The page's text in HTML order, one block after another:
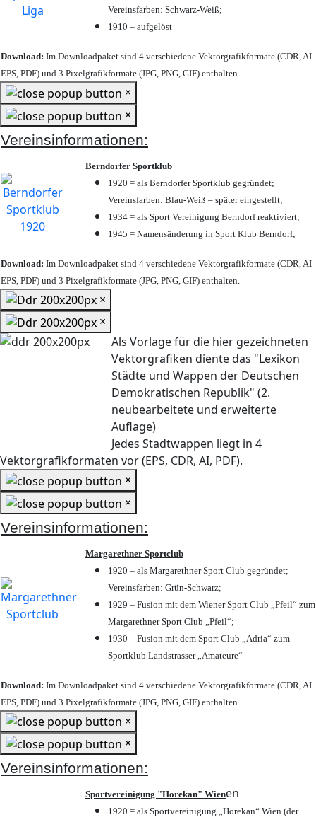
Vereinsfarben: Schwarz-Weiß;
1910 = aufgelöst
Download: Im Downloadpaket sind 4 verschiedene Vektorgrafikformate (CDR, AI
EPS, PDF) und 3 Pixelgrafikformate (JPG, PNG, GIF) enthalten.
×
×
Vereinsinformationen:
Berndorfer Sportklub
1920 = als Berndorfer Sportklub gegründet;
Vereinsfarben: Blau-Weiß – später eingestellt;
1934 = als Sport Vereinigung Berndorf reaktiviert;
1945 = Namensänderung in Sport Klub Berndorf;
Download: Im Downloadpaket sind 4 verschiedene Vektorgrafikformate (CDR, AI
EPS, PDF) und 3 Pixelgrafikformate (JPG, PNG, GIF) enthalten.
×
×
Als Vorlage für die hier gezeichneten
Vektorgrafiken diente das "Lexikon
Städte und Wappen der Deutschen
Demokratischen Republik" (2.
neubearbeitete und erweiterte
Auflage)
Jedes Stadtwappen liegt in 4
Vektorgrafikformaten vor (EPS, CDR, AI, PDF).
×
×
Vereinsinformationen:
Margarethner Sportclub
1920 = als Margarethner Sport Club gegründet;
Vereinsfarben: Grün-Schwarz;
1929 = Fusion mit dem Wiener Sport Club „Pfeil“ zum
Margarethner Sport Club „Pfeil“;
1930 = Fusion mit dem Sport Club „Adria“ zum
Sportklub Landstrasser „Amateure“
Download: Im Downloadpaket sind 4 verschiedene Vektorgrafikformate (CDR, AI
EPS, PDF) und 3 Pixelgrafikformate (JPG, PNG, GIF) enthalten.
×
×
Vereinsinformationen:
Sportvereinigung "Horekan" Wienen
1920 = als Sportvereinigung „Horekan“ Wien (der